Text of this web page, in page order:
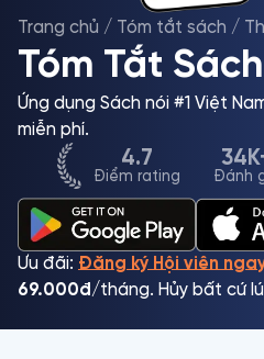
Trang chủ / Tóm tắt sách /
Tóm Tắt
Ứng dụng Sách nói #1 Việt
miễn phí.
4.7
Điểm rating Đánh
Ưu đãi: Đăng ký Hội viên
69.000đ /tháng. Hủy bất cứ